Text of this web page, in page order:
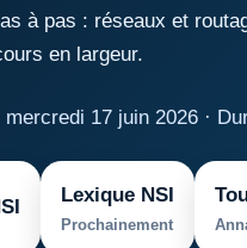
à pas : réseaux et
en largeur.
mercredi 17 juin 2026 ·
Lexique NSI
Prochainement